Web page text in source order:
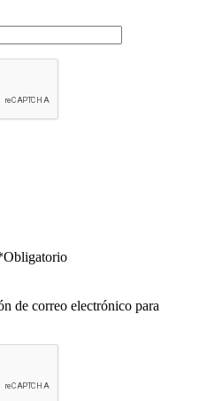
Obligatorio
de correo electrónico para